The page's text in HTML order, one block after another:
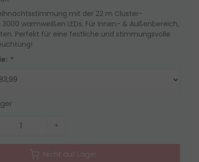
mit der 22 m Cluster-
warmweißen LEDs. Für Innen- & Außenbereich,
Perfekt für eine festliche und stimmungsvolle
*
+
Nicht auf Lager